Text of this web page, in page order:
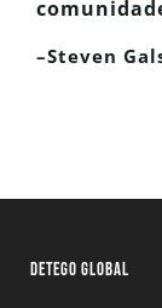
–Steven
DETEGO GLOBAL